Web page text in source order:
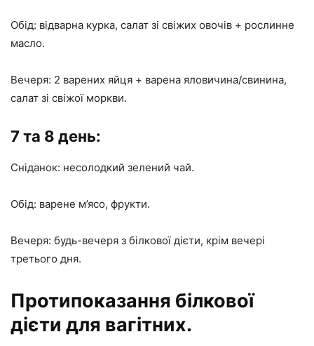
Обід: відварна курка, салат зі свіжих овочів + рослинне
масло.
Вечеря: 2 варених яйця + варена яловичина/свинина,
салат зі свіжої моркви.
7 та 8 день:
Сніданок: несолодкий зелений чай.
Обід: варене м’ясо, фрукти.
Вечеря: будь-вечеря з білкової дієти, крім вечері
третього дня.
Протипоказання білкової
дієти для вагітних.